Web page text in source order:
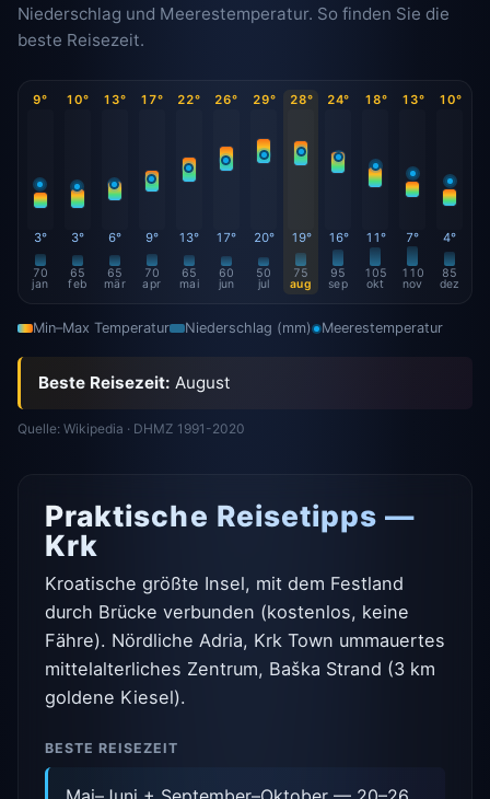
Niederschlag und Meerestemperatur. So finden Sie die
beste Reisezeit.
9°
3°
70
jan
10°
3°
65
feb
13°
6°
65
mär
17°
9°
70
apr
22°
13°
65
mai
26°
17°
60
jun
29°
20°
50
jul
28°
19°
75
aug
24°
16°
95
sep
18°
11°
105
okt
13°
7°
110
nov
10°
4°
85
dez
Min–Max Temperatur Niederschlag (mm) Meerestemperatur
Beste Reisezeit: August
Quelle: Wikipedia · DHMZ 1991-2020
Praktische Reisetipps —
Krk
Kroatische größte Insel, mit dem Festland
durch Brücke verbunden (kostenlos, keine
Fähre). Nördliche Adria, Krk Town ummauertes
mittelalterliches Zentrum, Baška Strand (3 km
goldene Kiesel).
BESTE REISEZEIT